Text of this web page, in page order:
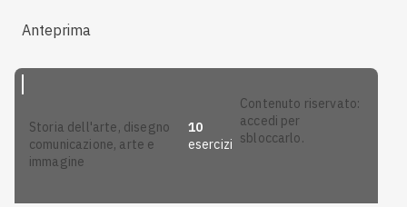
Anteprima
storia dell'arte, disegno
comunicazione, arte e
immagine
10
esercizi
contenuto riservato:
accedi per
sbloccarlo.